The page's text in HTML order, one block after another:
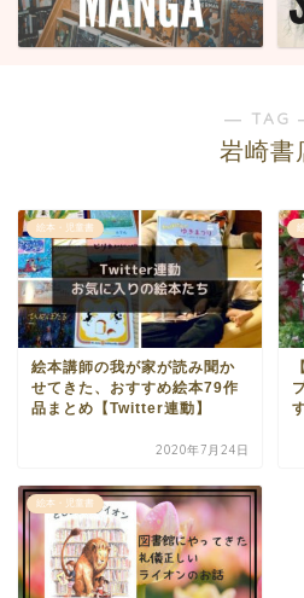
― TAG
岩崎書
絵本・児童書
絵本講師の我が家が読み聞か
せてきた、おすすめ絵本79作
品まとめ【Twitter連動】
2020年7月24日
絵本・児童書